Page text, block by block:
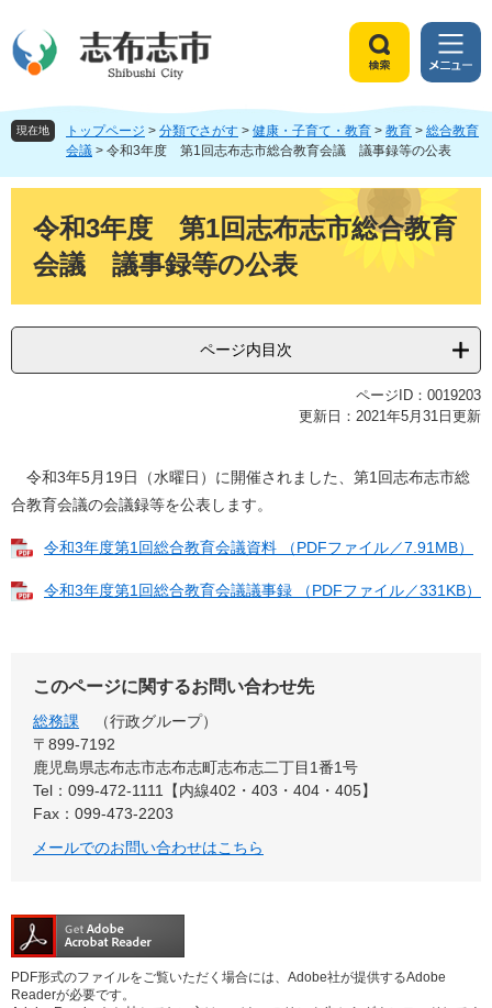
ジ
頭
ュ
飛
索
メ
ニ
ュ
ー
現在地 トップページ > 分類でさがす > 健康・子育て・教育 > 教育 > 総合教育
会議 > 令和3年度 第1回志布志市総合教育会議 議事録等の公表
令和3年度 第1回志布志市総合教育
会議 議事録等の公表
ページ内目次
ページID：0019203
更新日：2021年5月31日更新
令和3年5月19日（水曜日）に開催されました、第1回志布志市総
合教育会議の会議録等を公表します。
令和3年度第1回総合教育会議資料 （PDFファイル／7.91MB）
令和3年度第1回総合教育会議議事録 （PDFファイル／331KB）
このページに関するお問い合わせ先
総務課
行政グループ
〒899-7192
鹿児島県志布志市志布志町志布志二丁目1番1号
Tel：099-472-1111【内線402・403・404・405】
Fax：099-473-2203
メールでのお問い合わせはこちら
PDF形式のファイルをご覧いただく場合には、Adobe社が提供するAdobe
Readerが必要です。